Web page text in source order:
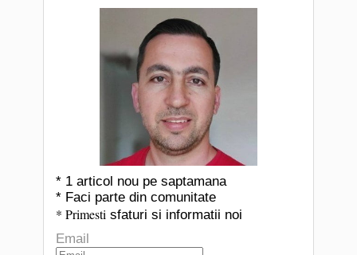
* 1 articol nou pe saptamana
* Faci parte din comunitate
* Primesti sfaturi si informatii noi
Email